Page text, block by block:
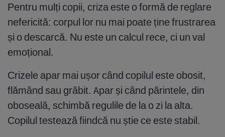
Pentru mulți copii, criza este o formă de reglare
nefericită: corpul lor nu mai poate ține frustrarea
și o descarcă. Nu este un calcul rece, ci un val
emoțional.
Crizele apar mai ușor când copilul este obosit,
flămând sau grăbit. Apar și când părintele, din
oboseală, schimbă regulile de la o zi la alta.
Copilul testează fiindcă nu știe ce este stabil.